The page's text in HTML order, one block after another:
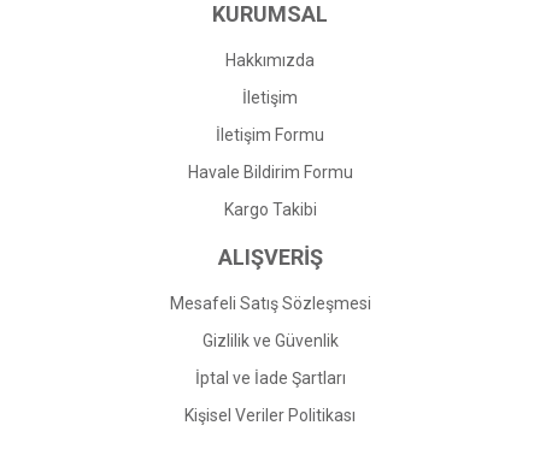
KURUMSAL
Hakkımızda
İletişim
İletişim Formu
Havale Bildirim Formu
Kargo Takibi
ALIŞVERİŞ
Mesafeli Satış Sözleşmesi
Gizlilik ve Güvenlik
İptal ve İade Şartları
Kişisel Veriler Politikası